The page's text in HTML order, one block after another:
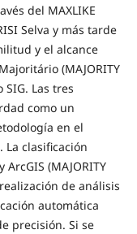
del MAXLIKE
Selva y más tarde
y el alcance
(MAJORITY
SIG. Las tres
como un
en el
La clasificación
(MAJORITY
de análisis
automática
precisión. Si se